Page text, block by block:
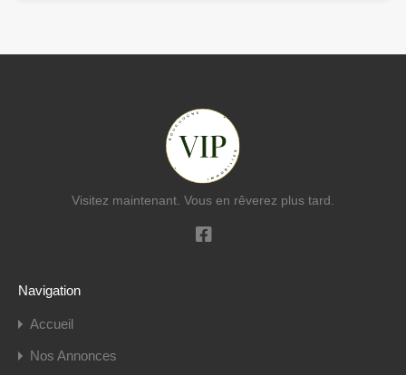
Visitez maintenant. Vous en rêverez plus tard.
Navigation
Accueil
Nos Annonces